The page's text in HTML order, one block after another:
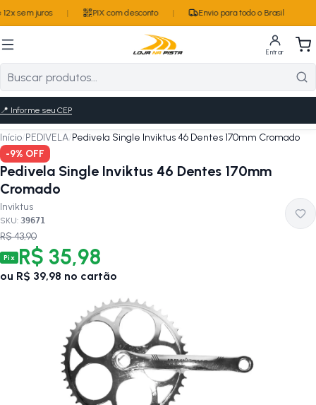
sem juros PIX com desconto Envio para todo o Brasil
Entrar
📍 Informe seu CEP
Início/PEDIVELA/Pedivela Single Inviktus 46 Dentes 170mm Cromado
-9% OFF
Pedivela Single Inviktus 46 Dentes 170mm
Cromado
Inviktus
SKU: 39671
R$ 43,90
Pix R$ 35,98
ou R$ 39,98 no cartão